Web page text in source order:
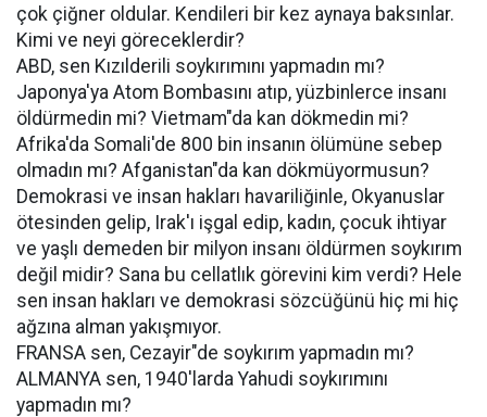
çok çiğner oldular. Kendileri bir kez aynaya baksınlar.
Kimi ve neyi göreceklerdir?
ABD, sen Kızılderili soykırımını yapmadın mı?
Japonya'ya Atom Bombasını atıp, yüzbinlerce insanı
öldürmedin mi? Vietmam"da kan dökmedin mi?
Afrika'da Somali'de 800 bin insanın ölümüne sebep
olmadın mı? Afganistan"da kan dökmüyormusun?
Demokrasi ve insan hakları havariliğinle, Okyanuslar
ötesinden gelip, Irak'ı işgal edip, kadın, çocuk ihtiyar
ve yaşlı demeden bir milyon insanı öldürmen soykırım
değil midir? Sana bu cellatlık görevini kim verdi? Hele
sen insan hakları ve demokrasi sözcüğünü hiç mi hiç
ağzına alman yakışmıyor.
FRANSA sen, Cezayir"de soykırım yapmadın mı?
ALMANYA sen, 1940'larda Yahudi soykırımını
yapmadın mı?